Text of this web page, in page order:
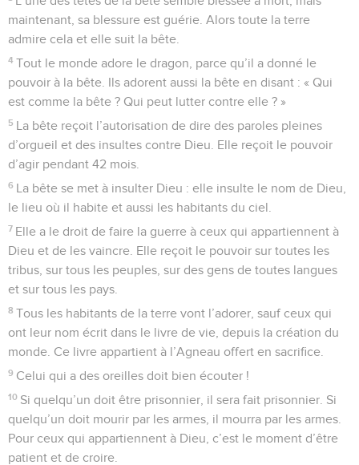
maintenant, sa blessure est guérie. Alors toute la terre
admire cela et elle suit la bête.
4 Tout le monde adore le dragon, parce qu’il a donné le
pouvoir à la bête. Ils adorent aussi la bête en disant : « Qui
est comme la bête ? Qui peut lutter contre elle ? »
5 La bête reçoit l’autorisation de dire des paroles pleines
d’orgueil et des insultes contre Dieu. Elle reçoit le pouvoir
d’agir pendant 42 mois.
6 La bête se met à insulter Dieu : elle insulte le nom de Dieu,
le lieu où il habite et aussi les habitants du ciel.
7 Elle a le droit de faire la guerre à ceux qui appartiennent à
Dieu et de les vaincre. Elle reçoit le pouvoir sur toutes les
tribus, sur tous les peuples, sur des gens de toutes langues
et sur tous les pays.
8 Tous les habitants de la terre vont l’adorer, sauf ceux qui
ont leur nom écrit dans le livre de vie, depuis la création du
monde. Ce livre appartient à l’Agneau offert en sacrifice.
9 Celui qui a des oreilles doit bien écouter !
10 Si quelqu’un doit être prisonnier, il sera fait prisonnier. Si
quelqu’un doit mourir par les armes, il mourra par les armes.
Pour ceux qui appartiennent à Dieu, c’est le moment d’être
patient et de croire.